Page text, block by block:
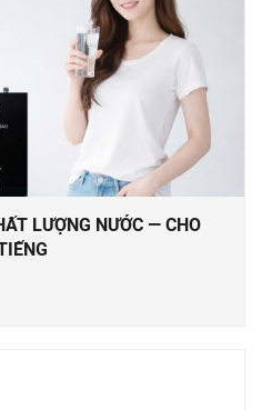
LƯỢNG NƯỚC — CHO